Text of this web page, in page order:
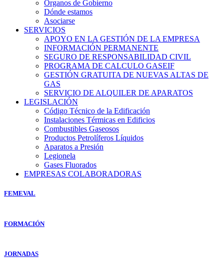
Órganos de Gobierno
Dónde estamos
Asociarse
SERVICIOS
APOYO EN LA GESTIÓN DE LA EMPRESA
INFORMACIÓN PERMANENTE
SEGURO DE RESPONSABILIDAD CIVIL
PROGRAMA DE CALCULO GASEIF
GESTIÓN GRATUITA DE NUEVAS ALTAS DE
GAS
SERVICIO DE ALQUILER DE APARATOS
LEGISLACIÓN
Código Técnico de la Edificación
Instalaciones Térmicas en Edificios
Combustibles Gaseosos
Productos Petrolíferos Líquidos
Aparatos a Presión
Legionela
Gases Fluorados
EMPRESAS COLABORADORAS
FEMEVAL
FORMACIÓN
JORNADAS